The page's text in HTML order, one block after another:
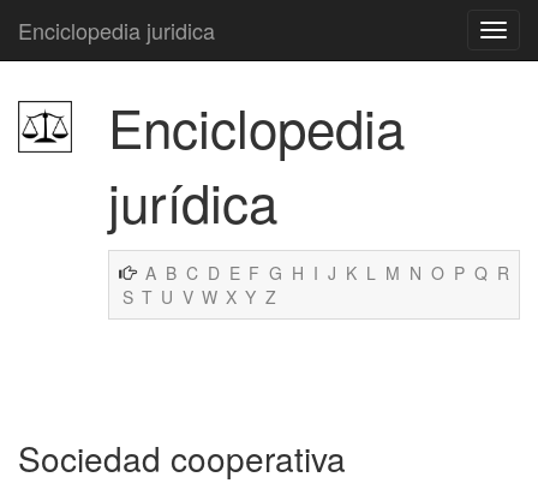
Enciclopedia juridica
Enciclopedia
jurídica
A B C D E F G H I J K L M N O P Q R
S T U V W X Y Z
Sociedad cooperativa